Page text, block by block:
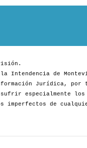
Intendencia de
Jurídica, por
especialmente los
de